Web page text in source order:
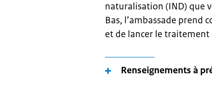
naturalisation (IND) que
Bas, l’ambassade prend
et de lancer le
Renseignements à